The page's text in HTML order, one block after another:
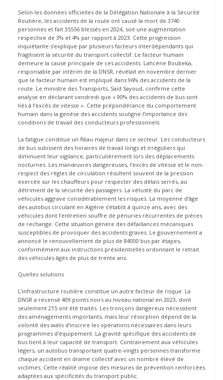
Selon les données officielles de la Délégation Nationale à la Sécurité
Routière, les accidents de la route ont causé la mort de 3740
personnes et fait 35556 blessés en 2024, soit une augmentation
respective de 3% et 4% par rapport à 2023. Cette progression
inquiétante s’explique par plusieurs facteurs interdépendants qui
fragilisent la sécurité du transport collectif. Le facteur humain
demeure la cause principale de ces accidents. Lahcène Boubeka,
responsable par intérim de la DNSR, révélait en novembre dernier
que le facteur humain est impliqué dans 96% des accidents de la
route. Le ministre des Transports, Saïd Sayoud, confirme cette
analyse en déclarant vendredi que « 90% des accidents de bus sont
liés à l’excès de vitesse ». Cette prépondérance du comportement
humain dans la genèse des accidents souligne l’importance des
conditions de travail des conducteurs professionnels.
La fatigue constitue un fléau majeur dans ce secteur. Les conducteurs
de bus subissent des horaires de travail longs et irréguliers qui
diminuent leur vigilance, particulièrement lors des déplacements
nocturnes. Les manœuvres dangereuses, l’excès de vitesse et le non-
respect des règles de circulation résultent souvent de la pression
exercée sur les chauffeurs pour respecter des délais serrés, au
détriment de la sécurité des passagers. La vétusté du parc de
véhicules aggrave considérablement les risques. La moyenne d’âge
des autobus circulant en Algérie s’établit à quinze ans, avec des
véhicules dont l’entretien souffre de pénuries récurrentes de pièces
de rechange. Cette situation génère des défaillances mécaniques
susceptibles de provoquer des accidents graves. Le gouvernement a
annoncé le renouvellement de plus de 84000 bus par étapes,
conformément aux instructions présidentielles ordonnant le retrait
des véhicules âgés de plus de trente ans.
Quelles solutions
L’infrastructure routière constitue un autre facteur de risque. La
DNSR a recensé 409 points noirs au niveau national en 2023, dont
seulement 215 ont été traités. Les tronçons dangereux nécessitent
des aménagements importants, mais leur résorption dépend de la
volonté des walis d’inscrire les opérations nécessaires dans leurs
programmes d’équipement. La gravité spécifique des accidents de
bus tient à leur capacité de transport. Contrairement aux véhicules
légers, un autobus transportant quatre-vingts personnes transforme
chaque accident en drame collectif avec un nombre élevé de
victimes. Cette réalité impose des mesures de prévention renforcées
adaptées aux spécificités du transport public.